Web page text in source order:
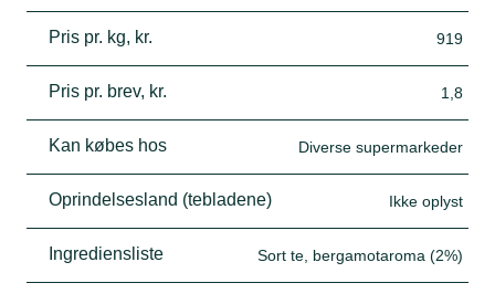
Pris pr. kg, kr. 919
Pris pr. brev, kr. 1,8
Kan købes hos Diverse supermarkeder
Oprindelsesland (tebladene) Ikke oplyst
Ingrediensliste Sort te, bergamotaroma (2%)